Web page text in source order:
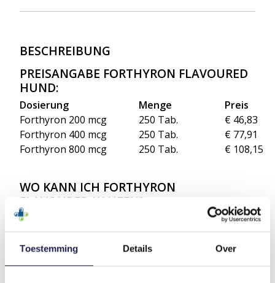
Toestemming Details Over
BESCHREIBUNG
PREISANGABE FORTHYRON FLAVOURED
HUND:
Dosierung Menge
Preis
Forthyron 200 mcg
250 Tab.
€ 46,83
Forthyron 400 mcg
250 Tab.
€ 77,91
Forthyron 800 mcg
250 Tab. € 108,15
WO KANN ICH FORTHYRON
FLAVOURED KAUFEN?
Bestimmte Kategorien verschreibungspflichtiger
Tierarzneimittel dürfen rechtmäßig nicht direkt
über eine Website verkauft werden. Sie können
aber das Medikament in der Apotheke kaufen. Die